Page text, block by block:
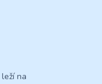
na